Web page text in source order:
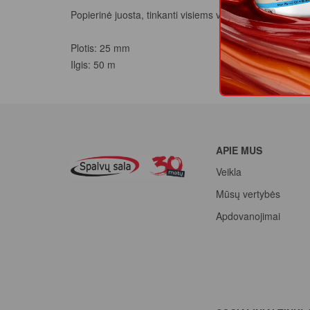
Popierinė juosta, tinkanti visiems vidaus dažymo ir
Plotis: 25 mm
Ilgis: 50 m
APIE MUS
Veikla
Mūsų vertybės
Apdovanojimai